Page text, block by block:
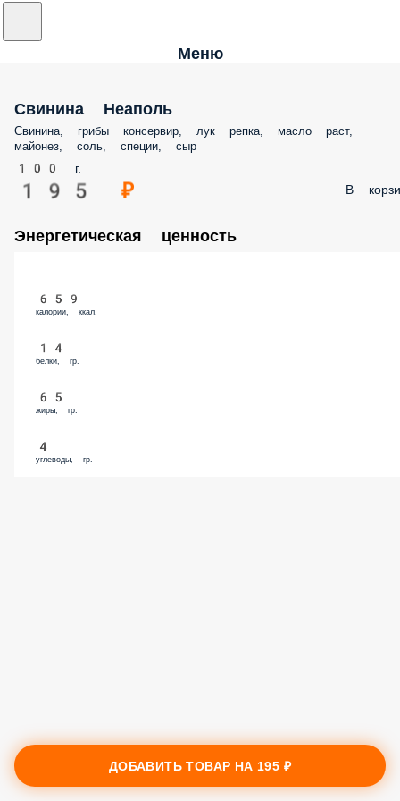
Меню
Свинина Неаполь
Свинина, грибы консервир, лук репка, масло раст,
майонез, соль, специи, сыр
100 г.
195 ₽ В
Энергетическая ценность
659
калории, ккал.
14
белки, гр.
65
жиры, гр.
4
углеводы, гр.
ДОБАВИТЬ ТОВАР НА 195 ₽